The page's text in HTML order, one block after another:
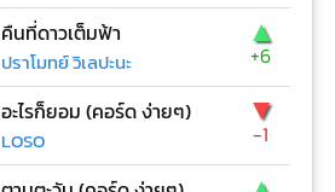
คืนที่ดาวเต็มฟ้า
ปราโมทย์ วิเลปะนะ
▲
+6
อะไรก็ยอม (คอร์ด ง่ายๆ)
LOSO
▼
-1